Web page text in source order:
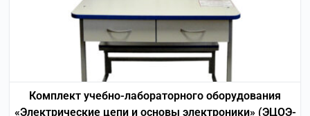
Комплект учебно-лабораторного оборудования
«Электрические цепи и основы электроники» (ЭЦОЭ-